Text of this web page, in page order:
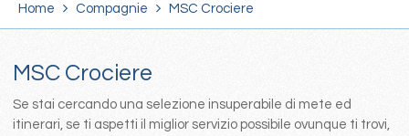
Home Compagnie MSC Crociere
MSC Crociere
Se stai cercando una selezione insuperabile di mete ed
itinerari, se ti aspetti il miglior servizio possibile ovunque ti trovi,